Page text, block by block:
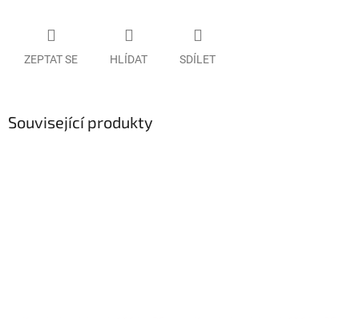
ZEPTAT SE HLÍDAT SDÍLET
Související produkty